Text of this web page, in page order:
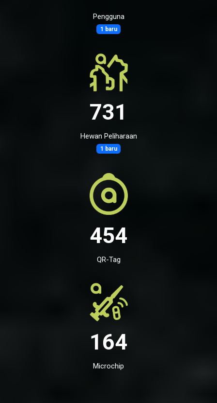
Pengguna
1 baru
731
Hewan Peliharaan
1 baru
454
QR-Tag
164
Microchip